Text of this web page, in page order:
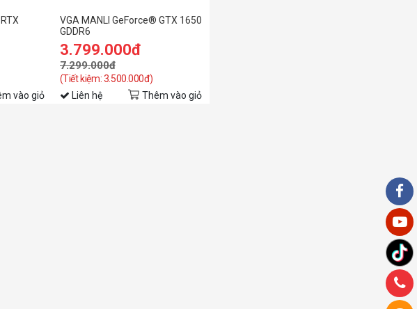
vào giỏ
VGA MANLI GeForce® GTX 1650
GDDR6
3.799.000đ
7.299.000đ
(Tiết kiệm: 3.500.000đ)
Liên hệ Thêm vào giỏ